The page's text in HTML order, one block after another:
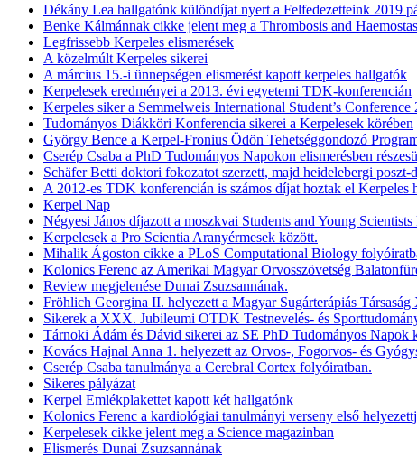
Dékány Lea hallgatónk különdíjat nyert a Felfedezetteink 2019
Benke Kálmánnak cikke jelent meg a Thrombosis and
Legfrissebb Kerpeles elismerések
A közelmúlt Kerpeles sikerei
A március 15.-i ünnepségen elismerést kapott kerpeles hallgatók
Kerpelesek eredményei a 2013. évi egyetemi TDK-konferencián
Kerpeles siker a Semmelweis International Student’s Conference
Tudományos Diákköri Konferencia sikerei a Kerpelesek körében
György Bence a Kerpel-Fronius Ödön Tehetséggondozó
Cserép Csaba a PhD Tudományos Napokon elismerésben
Schäfer Betti doktori fokozatot szerzett, majd heidelebergi
A 2012-es TDK konferencián is számos díjat hoztak el Kerpeles
Kerpel Nap
Négyesi János díjazott a moszkvai Students and Young
Kerpelesek a Pro Scientia Aranyérmesek között.
Mihalik Ágoston cikke a PLoS Computational Biology
Kolonics Ferenc az Amerikai Magyar Orvosszövetség
Review megjelenése Dunai Zsuzsannának.
Fröhlich Georgina II. helyezett a Magyar Sugárterápiás Társaság
Sikerek a XXX. Jubileumi OTDK Testnevelés- és
Tárnoki Ádám és Dávid sikerei az SE PhD Tudományos Napok
Kovács Hajnal Anna 1. helyezett az Orvos-, Fogorvos- és
Cserép Csaba tanulmánya a Cerebral Cortex folyóiratban.
Sikeres pályázat
Kerpel Emlékplakettet kapott két hallgatónk
Kolonics Ferenc a kardiológiai tanulmányi verseny első
Kerpelesek cikke jelent meg a Science magazinban
Elismerés Dunai Zsuzsannának